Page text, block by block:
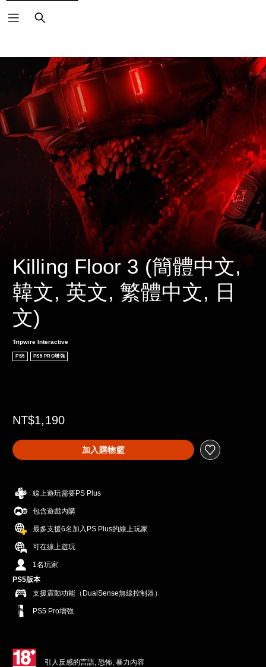
搜
尋
Killing Floor 3 (簡體中文,
韓文, 英文, 繁體中文, 日
文)
Tripwire Interactive
PS5 PS5 PRO增強
NT$1,190
加入購物籃
線上遊玩需要PS Plus
包含遊戲內購
最多支援6名加入PS Plus的線上玩家
可在線上遊玩
1名玩家
PS5版本
支援震動功能（DualSense無線控制器）
PS5 Pro增強
引人反感的言語, 恐怖, 暴力內容